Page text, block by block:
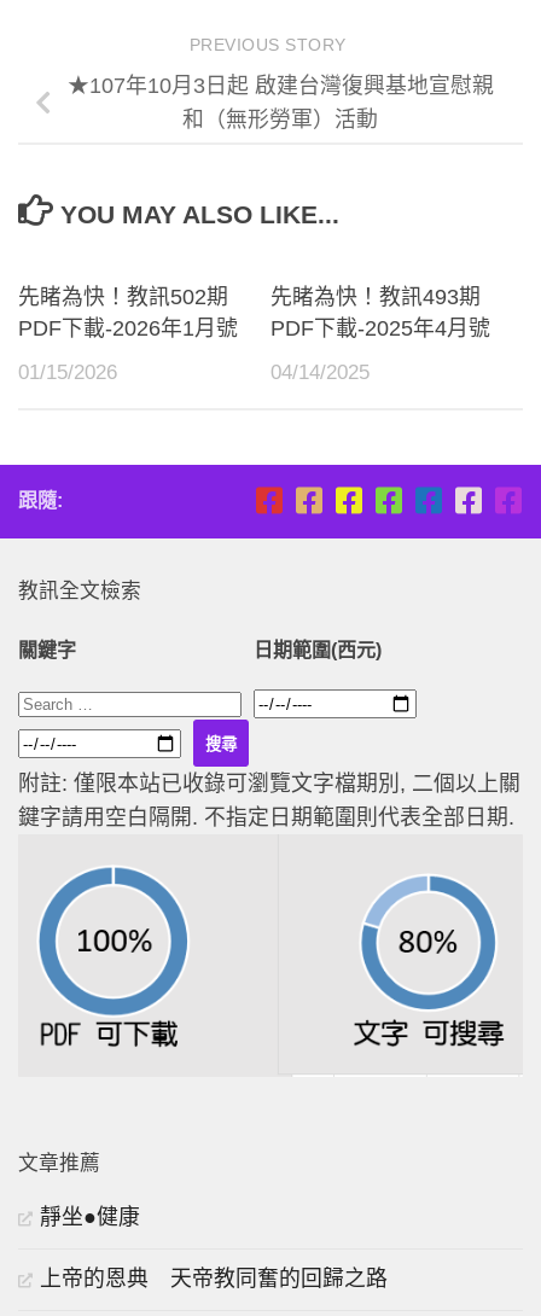
PREVIOUS STORY
★107年10月3日起 啟建台灣復興基地宣慰親
和（無形勞軍）活動
YOU MAY ALSO LIKE...
先睹為快！教訊502期
PDF下載-2026年1月號
01/15/2026
先睹為快！教訊493期
PDF下載-2025年4月號
04/14/2025
跟隨:
教訊全文檢索
關鍵字 日期範圍(西元)
附註: 僅限本站已收錄可瀏覽文字檔期別, 二個以上關
鍵字請用空白隔開. 不指定日期範圍則代表全部日期.
文章推薦
靜坐●健康
上帝的恩典 天帝教同奮的回歸之路